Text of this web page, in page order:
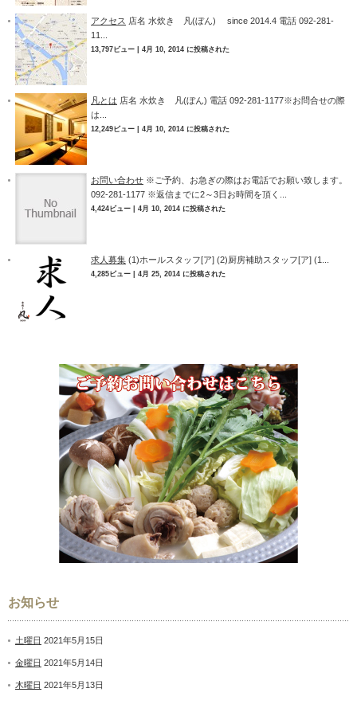
アクセス 店名 水炊き 凡(ぼん) since 2014.4 電話 092-281-
11...
13,797ビュー 4月 10, 2014 に投稿された
凡とは 店名 水炊き 凡(ぼん) 電話 092-281-1177※お問合せの際
は...
12,249ビュー 4月 10, 2014 に投稿された
お問い合わせ ※ご予約、お急ぎの際はお電話でお願い致します。
092-281-1177 ※返信までに2～3日お時間を頂く...
4,424ビュー 4月 10, 2014 に投稿された
求人募集 (1)ホールスタッフ[ア] (2)厨房補助スタッフ[ア] (1...
4,285ビュー 4月 25, 2014 に投稿された
お知らせ
土曜日 2021年5月15日
金曜日 2021年5月14日
木曜日 2021年5月13日